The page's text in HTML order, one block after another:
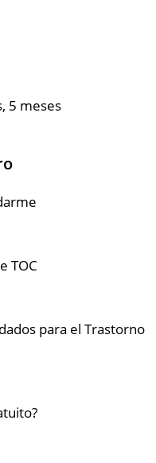
5 meses
TOC
para el Trastorno